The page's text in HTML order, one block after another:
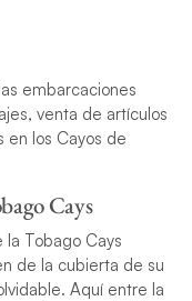
embarcaciones
venta de artículos
en los Cayos de
Cays
Tobago Cays
de la cubierta de su
Aquí entre la